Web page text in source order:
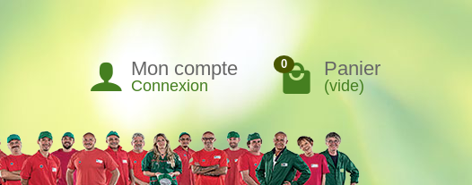
Mon compte
Connexion
0 Panier
(vide)